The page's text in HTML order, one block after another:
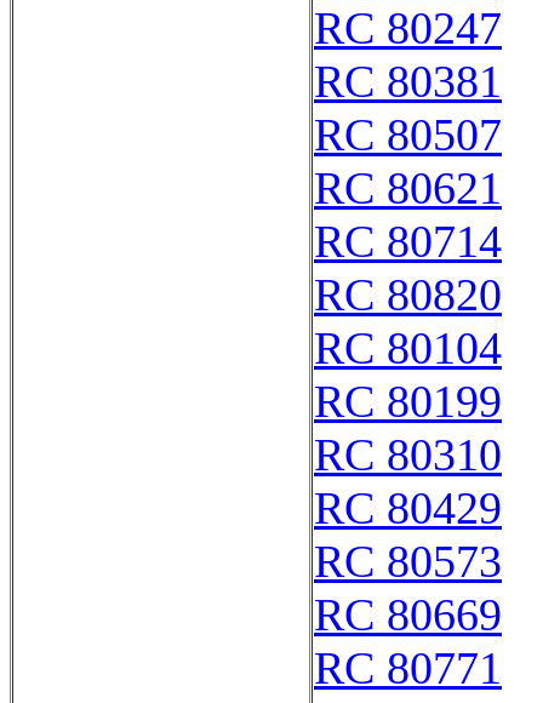
RC 80247
RC 80381
RC 80507
RC 80621
RC 80714
RC 80820
RC 80104
RC 80199
RC 80310
RC 80429
RC 80573
RC 80669
RC 80771